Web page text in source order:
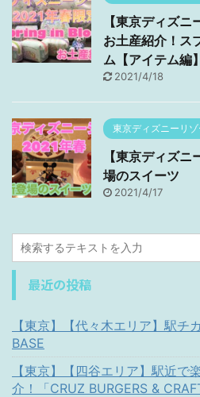
【東京ディズ
お土産紹介！ス
ム【アイテム編】
2021/4/18
東京ディズニーリゾ
【東京ディズ
場のスイーツ
2021/4/17
最近の投稿
【東京】【代々木エリア】駅チ
BASE
【東京】【四谷エリア】駅近で
介！「CRUZ BURGERS &